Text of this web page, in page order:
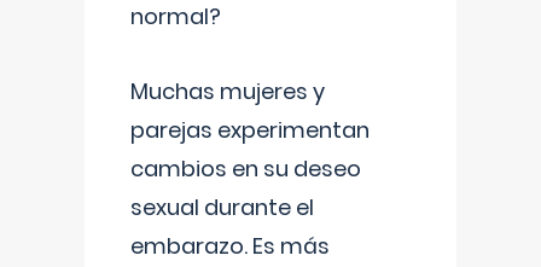
normal?
Muchas mujeres y
parejas experimentan
cambios en su deseo
sexual durante el
embarazo. Es más